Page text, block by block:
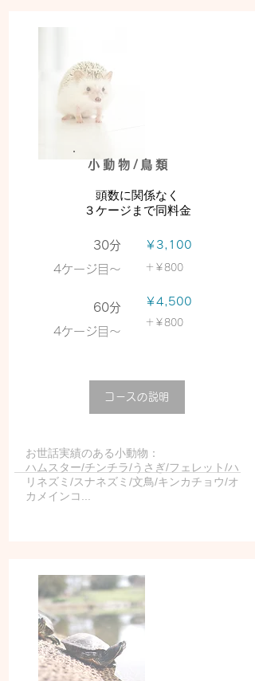
小動物/鳥類
頭数に関係なく
３ケージ まで同料金
30分
​4ケージ目〜
60分
4ケージ目〜
￥3,100
＋ ￥800
￥4,500
＋ ￥800
コースの説明
お世話実績のある小動物：
ハムスター/チンチラ/うさぎ/フェレット/ハ
リネズミ/スナネズミ/文鳥/キンカチョウ/オ
カメインコ...